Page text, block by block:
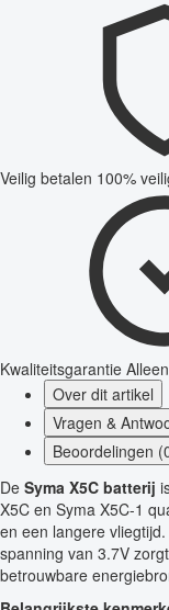
Veilig betalen 100%
Kwaliteitsgarantie
Over dit artikel
Vragen &
Beoordelingen
De Syma X5C batterij
X5C en Syma X5C-1
en een langere
spanning van 3.7V
betrouwbare